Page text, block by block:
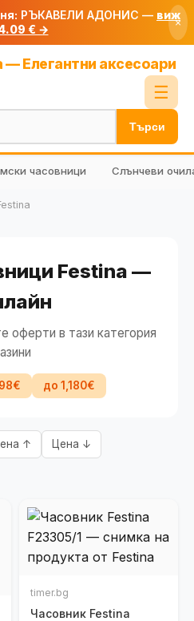
РЪКАВЕЛИ АДОНИС — виж
€ →
×
Елегантни аксесоари
☰
Блог
продукт
Търси
часовници Слънчеви
Festina —
оферти в тази категория
до 1,180€
↑ Цена ↓
timer.bg
Часовник Festina